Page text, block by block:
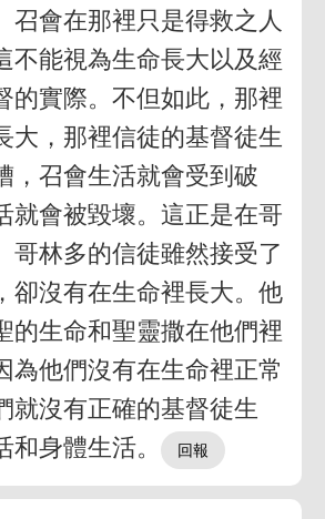
召會在那裡只是得救之人
不能視為生命長大以及經
的實際。不但如此，那裡
大，那裡信徒的基督徒生
，召會生活就會受到破
就會被毀壞。這正是在哥
哥林多的信徒雖然接受了
卻沒有在生命裡長大。他
的生命和聖靈撒在他們裡
為他們沒有在生命裡正常
就沒有正確的基督徒生
身體生活。